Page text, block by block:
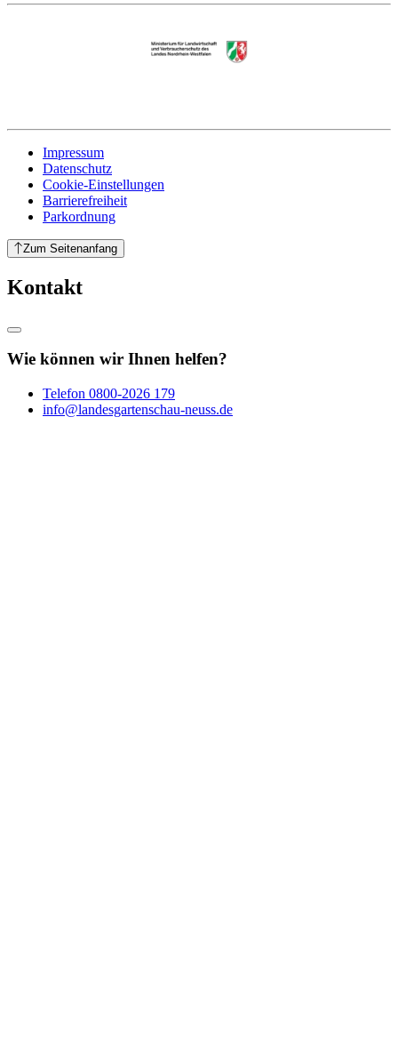
Impressum
Datenschutz
Cookie-Einstellungen
Barrierefreiheit
Parkordnung
Zum Seitenanfang
Kontakt
Wie können wir Ihnen helfen?
Telefon 0800-2026 179
info@landesgartenschau-neuss.de